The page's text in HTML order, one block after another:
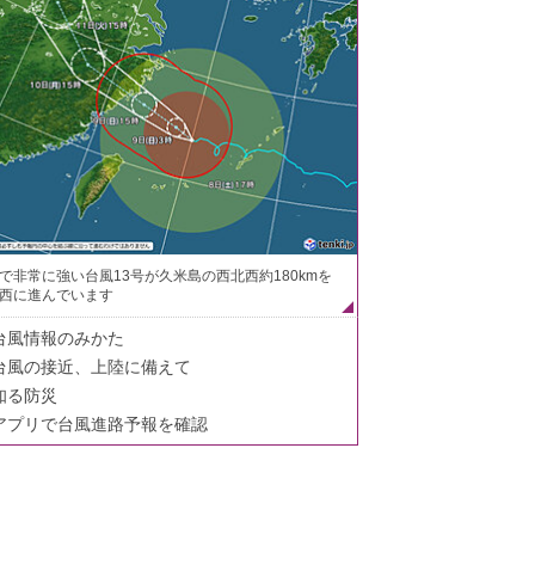
非常に強い台風13号が久米島の西北西約180kmを
に進んでいます
風情報のみかた
風の接近、上陸に備えて
る防災
プリで台風進路予報を確認